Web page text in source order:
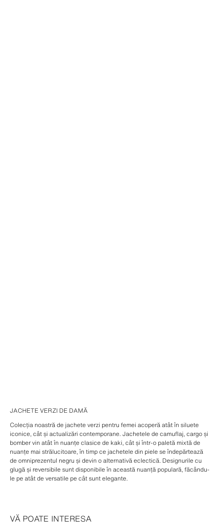
JACHETE VERZI DE DAMĂ
Colecția noastră de jachete verzi pentru femei acoperă atât în siluete
iconice, cât și actualizări contemporane. Jachetele de camuflaj, cargo și
bomber vin atât în nuanțe clasice de kaki, cât și într-o paletă mixtă de
nuanțe mai strălucitoare, în timp ce jachetele din piele se îndepărtează
de omniprezentul negru și devin o alternativă eclectică. Designurile cu
glugă și reversibile sunt disponibile în această nuanță populară, făcându-
le pe atât de versatile pe cât sunt elegante.
VĂ POATE INTERESA